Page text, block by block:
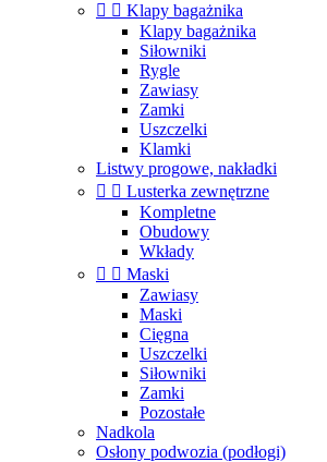
  Klapy bagażnika
Klapy bagażnika
Siłowniki
Rygle
Zawiasy
Zamki
Uszczelki
Klamki
Listwy progowe, nakładki
  Lusterka zewnętrzne
Kompletne
Obudowy
Wkłady
  Maski
Zawiasy
Maski
Cięgna
Uszczelki
Siłowniki
Zamki
Pozostałe
Nadkola
Osłony podwozia (podłogi)